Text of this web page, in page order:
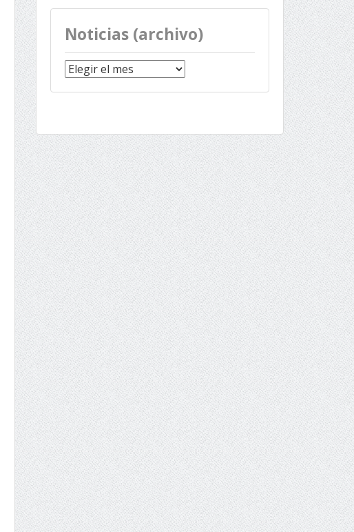
Noticias (archivo)
Noticias
(archivo)